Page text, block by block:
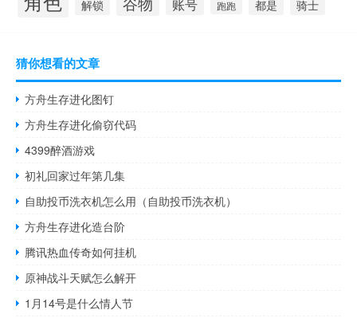
解锁 账号 跑跑 都是 骑士
猜你想看的文章
方舟生存进化图钉
方舟生存进化偷窃代码
4399醉酒游戏
初礼回家过年第几集
自助投币洗衣机怎么用（自助投币洗衣机）
方舟生存进化造台阶
腾讯热血传奇如何挂机
原神战斗天赋怎么解开
1月14号是什么情人节